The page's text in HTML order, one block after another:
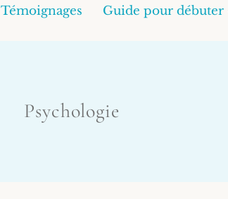
Témoignages Guide pour débuter
Psychologie